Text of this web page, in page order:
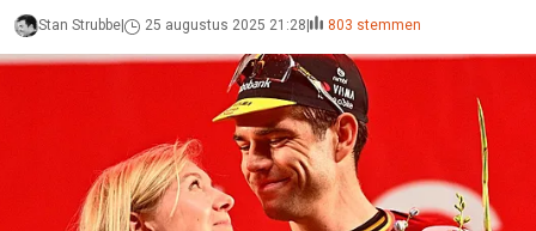
Stan Strubbe 25 augustus 2025 21:28 803 stemmen